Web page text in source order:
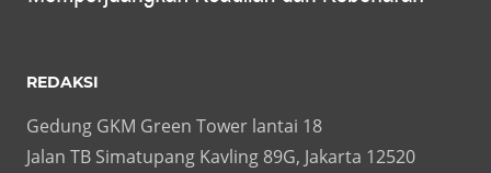
REDAKSI
Gedung GKM Green Tower lantai 18
Jalan TB Simatupang Kavling 89G, Jakarta 12520